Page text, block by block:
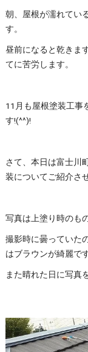
朝、屋根が濡れてい
す。
昼前になると乾きま
てに苦労します。
11月も屋根塗装工事
す!(^^)!
さて、本日は富士川
装についてご紹介さ
写真は上塗り時のも
撮影時に曇っていた
はブラウンが綺麗で
また晴れた日に写真